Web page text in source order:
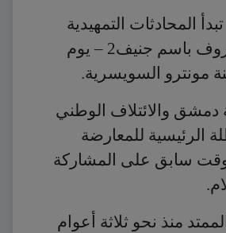
المحادثات التمهيدية
للمؤتمر – المعروف باسم جنيف2 – يوم
مونترو السويسرية.
والائتلاف الوطني
الرئيسية للمعارضة
سابق على المشاركة
منذ نحو ثلاثة أعوام